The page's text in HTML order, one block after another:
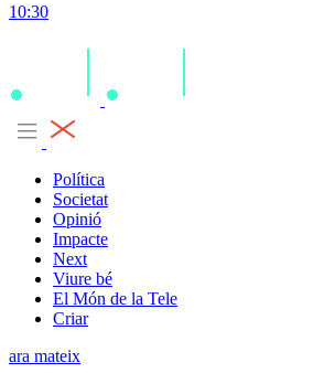
10:30
Política
Societat
Opinió
Impacte
Next
Viure bé
El Món de la Tele
Criar
ara mateix